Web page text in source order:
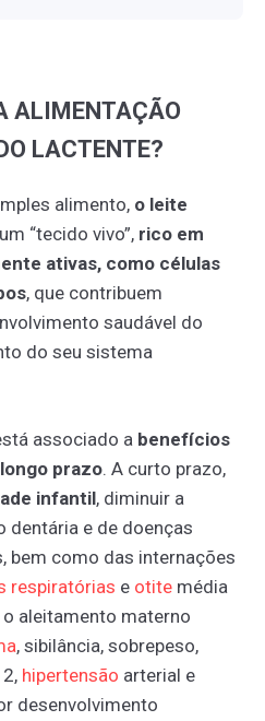
ALIMENTAÇÃO
LACTENTE?
alimento, o leite
“tecido vivo”, rico em
ativas, como células
, que contribuem
saudável do
do seu sistema
associado a benefícios
prazo. A curto prazo,
infantil, diminuir a
dentária e de doenças
bem como das internações
respiratórias e otite média
aleitamento materno
, sibilância, sobrepeso,
hipertensão arterial e
desenvolvimento